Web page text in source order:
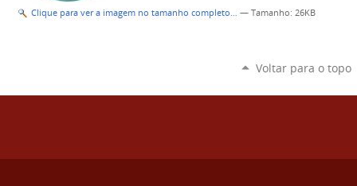
Clique para ver a imagem no tamanho completo… — Tamanho: 26KB
Voltar para o topo